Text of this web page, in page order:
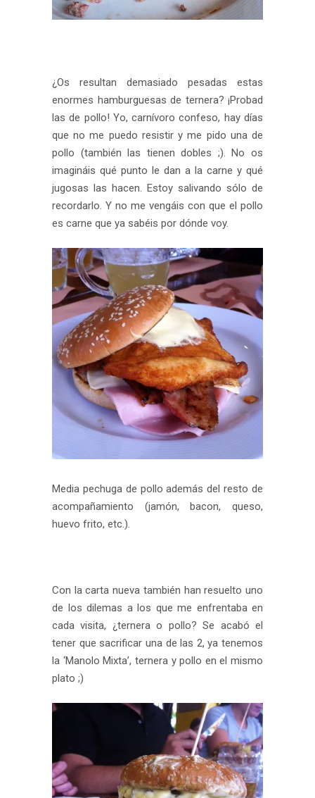
¿Os resultan demasiado pesadas estas
enormes hamburguesas de ternera? ¡Probad
las de pollo! Yo, carnívoro confeso, hay días
que no me puedo resistir y me pido una de
pollo (también las tienen dobles ;). No os
imagináis qué punto le dan a la carne y qué
jugosas las hacen. Estoy salivando sólo de
recordarlo. Y no me vengáis con que el pollo
es carne que ya sabéis por dónde voy.
Media pechuga de pollo además del resto de
acompañamiento (jamón, bacon, queso,
huevo frito, etc.).
Con la carta nueva también han resuelto uno
de los dilemas a los que me enfrentaba en
cada visita, ¿ternera o pollo? Se acabó el
tener que sacrificar una de las 2, ya tenemos
la ‘Manolo Mixta’, ternera y pollo en el mismo
plato ;)